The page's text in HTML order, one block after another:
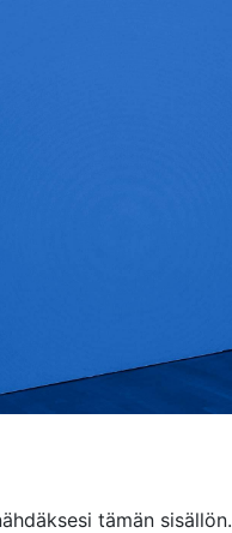
tämän sisällön.